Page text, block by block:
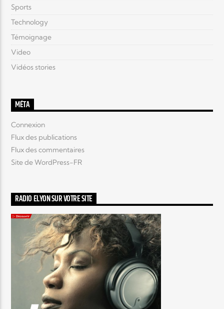
Sports
Technology
Témoignage
Video
Vidéos stories
MÉTA
Connexion
Flux des publications
Flux des commentaires
Site de WordPress-FR
RADIO ELYON SUR VOTRE SITE